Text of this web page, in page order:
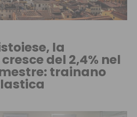
la
del 2,4% nel
trainano